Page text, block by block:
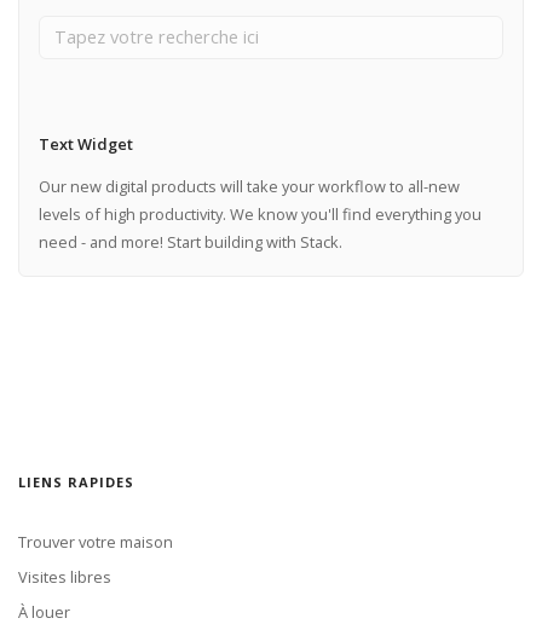
Text Widget
Our new digital products will take your workflow to all-new
levels of high productivity. We know you'll find everything you
need - and more! Start building with Stack.
LIENS RAPIDES
Trouver votre maison
Visites libres
À louer